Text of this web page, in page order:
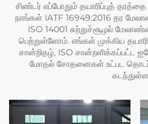
சிண்டர் எப்போதும் தயாரிப்புத் தரத்தை
நாங்கள் IATF 16949:2016 தர
ISO 14001 சுற்றுச்சூழல்
பெற்றுள்ளோம். எங்கள் முக்கிய
சான்றிதழ், ISO சான்றளிக்கப்பட்ட
மோதல் சோதனைகள் உட்பட